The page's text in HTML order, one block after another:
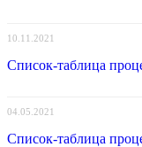
10.11.2021
Список-таблица
04.05.2021
Список-таблица